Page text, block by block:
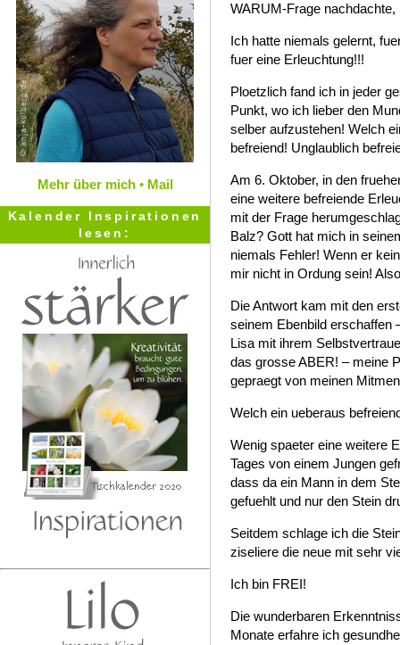
WARUM-Frage
Ich hatte niemals gelernt,
fuer eine Erleuchtung!!!
Ploetzlich fand ich in jeder
Punkt, wo ich lieber den
selber aufzustehen! Welch
befreiend! Unglaublich
Am 6. Oktober, in den
eine weitere befreiende
mit der Frage
Balz? Gott hat mich in
niemals Fehler! Wenn er
mir nicht in Ordung sein!
Die Antwort kam mit den
seinem Ebenbild erschaffen
Lisa mit ihrem
das grosse ABER! – meine
gepraegt von meinen
Welch ein ueberaus
Wenig spaeter eine weitere
Tages von einem Jungen
dass da ein Mann in dem
gefuehlt und nur den Stein
Seitdem schlage ich die
ziseliere die neue mit sehr
Ich bin FREI!
Die wunderbaren
Monate erfahre ich
Mehr über mich • Mail
Kalender Inspirationen
lesen: